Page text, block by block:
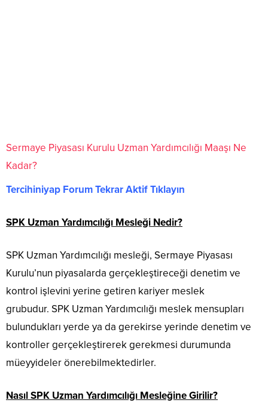
Sermaye Piyasası Kurulu Uzman Yardımcılığı Maaşı Ne
Kadar?
Tercihiniyap Forum Tekrar Aktif Tıklayın
SPK Uzman Yardımcılığı Mesleği Nedir?
SPK Uzman Yardımcılığı mesleği, Sermaye Piyasası
Kurulu’nun piyasalarda gerçekleştireceği denetim ve
kontrol işlevini yerine getiren kariyer meslek
grubudur. SPK Uzman Yardımcılığı meslek mensupları
bulundukları yerde ya da gerekirse yerinde denetim ve
kontroller gerçekleştirerek gerekmesi durumunda
müeyyideler önerebilmektedirler.
Nasıl SPK Uzman Yardımcılığı Mesleğine Girilir?